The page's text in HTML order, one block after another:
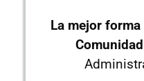
La mejor
Comunidad